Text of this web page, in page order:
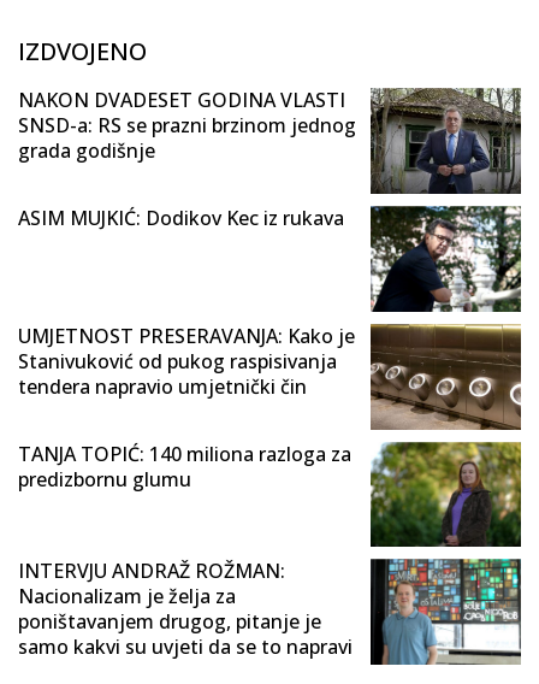
IZDVOJENO
NAKON DVADESET GODINA VLASTI
SNSD-a: RS se prazni brzinom jednog
grada godišnje
ASIM MUJKIĆ: Dodikov Kec iz rukava
UMJETNOST PRESERAVANJA: Kako je
Stanivuković od pukog raspisivanja
tendera napravio umjetnički čin
TANJA TOPIĆ: 140 miliona razloga za
predizbornu glumu
INTERVJU ANDRAŽ ROŽMAN:
Nacionalizam je želja za
poništavanjem drugog, pitanje je
samo kakvi su uvjeti da se to napravi